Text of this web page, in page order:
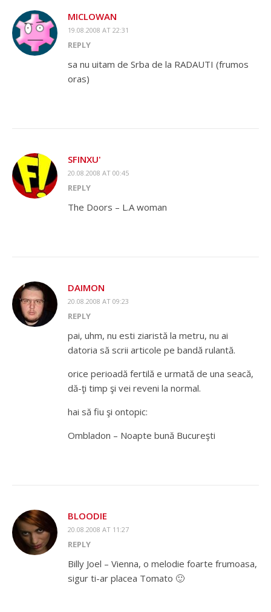
MICLOWAN
19.08.2008 AT 22:31
REPLY
sa nu uitam de Srba de la RADAUTI (frumos
oras)
SFINXU'
20.08.2008 AT 00:45
REPLY
The Doors – L.A woman
DAIMON
20.08.2008 AT 09:23
REPLY
pai, uhm, nu esti ziaristă la metru, nu ai
datoria să scrii articole pe bandă rulantă.
orice perioadă fertilă e urmată de una seacă,
dă-ţi timp şi vei reveni la normal.
hai să fiu şi ontopic:
Ombladon – Noapte bună Bucureşti
BLOODIE
20.08.2008 AT 11:27
REPLY
Billy Joel – Vienna, o melodie foarte frumoasa,
sigur ti-ar placea Tomato 🙂